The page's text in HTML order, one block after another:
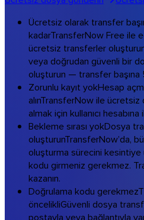
Müzik ve stüdyolar
Tüm sektör çözümleri
Markanıza özel transferler
Yazılımlar
Ücretsiz olarak transfer
kadarTransferNow Free ile
ücretsiz transferler
veya doğrudan güvenli bir
oluşturun — transfer başına
Zorunlu kayıt yokHesap
alınTransferNow ile ücretsiz
almak için kullanıcı hesabına
Bekleme sırası yokDosya
oluşturunTransferNow’da,
oluşturma sürecini
kodu girmeniz gerekmez.
kazanın.
Doğrulama kodu gerekmez
öncelikliGüvenli dosya
postayla veya bağlantıyla